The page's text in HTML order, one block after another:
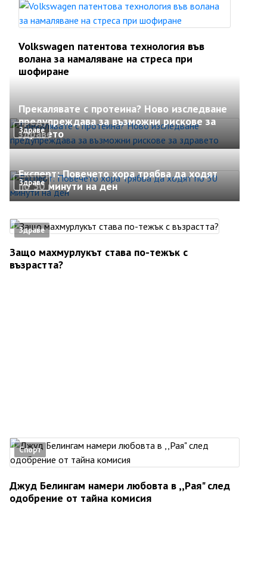
Volkswagen патентова технология във
волана за намаляване на стреса при
шофиране
Здраве
Прекалявате с протеина? Ново изследване
предупреждава за възможни рискове за
здравето
Здраве
Експерт: Повечето хора трябва да ходят
по 30 минути на ден
Здраве
Защо махмурлукът става по-тежък с
възрастта?
Спорт
Джуд Белингам намери любовта в ,,Рая" след
одобрение от тайна комисия